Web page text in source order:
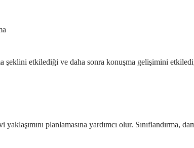
şeklini etkilediği ve daha sonra konuşma gelişimini
planlamasına yardımcı olur. Sınıflandırma,